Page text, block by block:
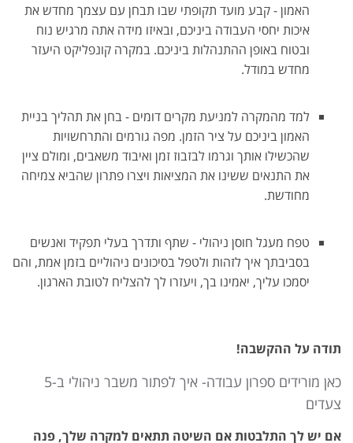
האמון - קבע מועד תקופתי שבו תבחן עם עצמך מחדש את
איכות יחסי העבודה ביניכם, ובאיזו מידה אתה מרגיש נוח
ובטוח באופן ההתנהלות ביניכם. במקרה קונפליקט היעזר
מחדש במודל.
למד מהמקרה למניעת מקרים דומים - בחן את תהליך בניית
האמון ביניכם על ציר הזמן. מפה גורמים והתרחשויות
שהכשילו אותך וגרמו לבזבוז זמן ואיבוד משאבים, ומולם ציין
את התנאים ששינו את המציאות ויצרו פתרון שהביא צמיחה
מחודשת.
טפח מעגל חוסן ניהולי - שתף ותדרך בעלי תפקיד ואנשים
בסביבתך איך לזהות ולטפל בסיכונים ניהוליים בזמן אמת, והם
יסמכו עליך, יאמינו בך, ויעזרו לך להצליח לטובת הארגון.
תודה על ההקשבה!
כאן מורידים ספרון עבודה- איך לפתור משבר ניהולי ב-5
צעדים
אם יש לך התלבטות אם השיטה תתאים למקרה שלך, פנה